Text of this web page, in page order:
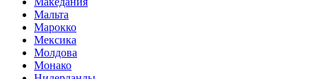
Мальта
Марокко
Мексика
Молдова
Монако